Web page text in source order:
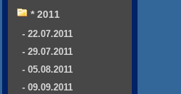
* 2011
- 22.07.2011
- 29.07.2011
- 05.08.2011
- 09.09.2011